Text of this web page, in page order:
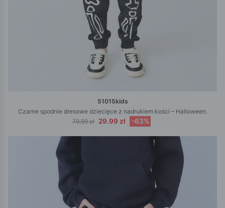
51015kids
Czarne spodnie dresowe dziecięce z nadrukiem kości – Halloween.
79.99 zł 29.99 zł -63%